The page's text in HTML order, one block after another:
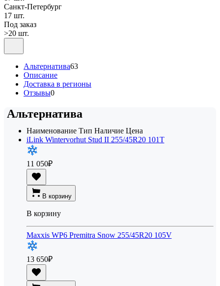
Санкт-Петербург
17 шт.
Под заказ
>20 шт.
Альтернатива63
Описание
Доставка в регионы
Отзывы0
Альтернатива
Наименование Тип Наличие Цена
iLink Wintervorhut Stud II 255/45R20 101T
11 050₽
В корзину
В корзину
Maxxis WP6 Premitra Snow 255/45R20 105V
13 650₽